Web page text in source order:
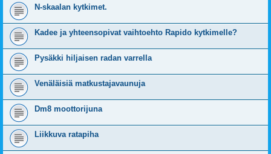
N-skaalan kytkimet.
Kadee ja yhteensopivat vaihtoehto Rapido kytkimelle?
Pysäkki hiljaisen radan varrella
Venäläisiä matkustajavaunuja
Dm8 moottorijuna
Liikkuva ratapiha